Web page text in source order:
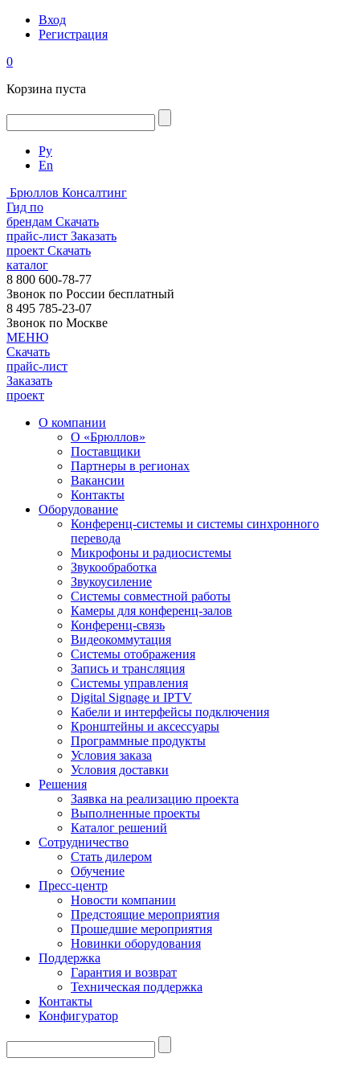
Вход
Регистрация
0
Корзина пуста
Ру
En
Брюллов Консалтинг
Гид по
брендам Скачать
прайс-лист Заказать
проект Скачать
каталог
8 800 600-78-77
Звонок по России бесплатный
8 495 785-23-07
Звонок по Москве
МЕНЮ
Скачать
прайс-лист
Заказать
проект
О компании
О «Брюллов»
Поставщики
Партнеры в регионах
Вакансии
Контакты
Оборудование
Конференц-системы и системы синхронного
перевода
Микрофоны и радиосистемы
Звукообработка
Звукоусиление
Системы совместной работы
Камеры для конференц-залов
Конференц-связь
Видеокоммутация
Системы отображения
Запись и трансляция
Системы управления
Digital Signage и IPTV
Кабели и интерфейсы подключения
Кронштейны и аксессуары
Программные продукты
Условия заказа
Условия доставки
Решения
Заявка на реализацию проекта
Выполненные проекты
Каталог решений
Сотрудничество
Стать дилером
Обучение
Пресс-центр
Новости компании
Предстоящие мероприятия
Прошедшие мероприятия
Новинки оборудования
Поддержка
Гарантия и возврат
Техническая поддержка
Контакты
Конфигуратор